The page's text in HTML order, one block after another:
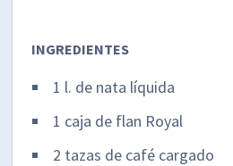
INGREDIENTES
1 l. de nata líquida
1 caja de flan Royal
2 tazas de café cargado